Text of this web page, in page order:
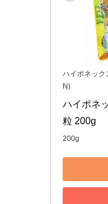
ハイポネック
N)
ハイポネ
粒 200g
200g